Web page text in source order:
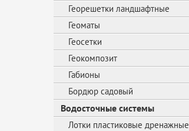
Георешетки ландшафтные
Геоматы
Геосетки
Геокомпозит
Габионы
Бордюр садовый
Водосточные системы
Лотки пластиковые дренажные